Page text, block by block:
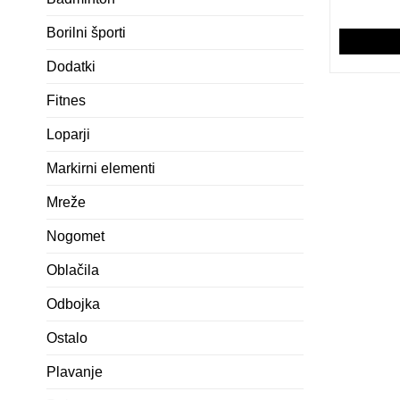
Borilni športi
Dodatki
Fitnes
Loparji
Markirni elementi
Mreže
Nogomet
Oblačila
Odbojka
Ostalo
Plavanje